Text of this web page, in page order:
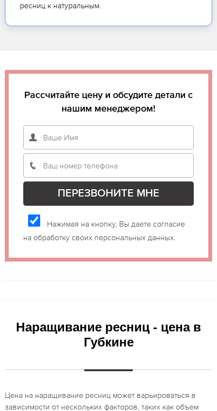
ресниц к натуральным.
Рассчитайте цену и обсудите детали с
нашим менеджером!
Нажимая на кнопку, Вы даете согласие
на обработку своих персональных данных.
Наращивание ресниц - цена в
Губкине
Цена на наращивание ресниц может варьироваться в
зависимости от нескольких факторов, таких как объем